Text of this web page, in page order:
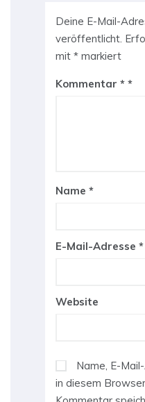
Deine E-Mail-
veröffentlicht.
mit * markiert
Kommentar *
Name *
E-Mail-Adresse *
Website
Name, E-
in diesem